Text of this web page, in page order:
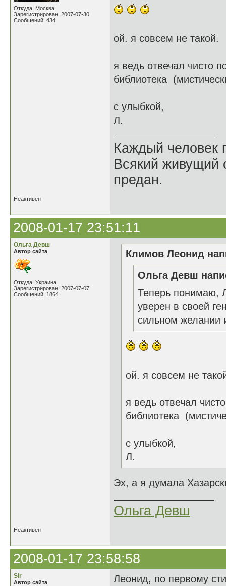
Откуда: Москва
Зарегистрирован: 2007-07-30
Сообщений: 434
ой. я совсем не такой.
я ведь отвечал чисто
библиотека
с улыбкой,
Л.
Каждый человек
Всякий живущий
предан.
Неактивен
2008-01-17 23:51:11
Ольга Девш
Автор сайта
Откуда: Украина
Зарегистрирован: 2007-07-07
Сообщений: 1864
Климов Леонид
Ольга Девш
Теперь понимаю,
уверен в своей
сильном желании
ой. я совсем не
я ведь отвечал
библиотека
с улыбкой,
Л.
Эх, а я думала
Ольга Девш
Неактивен
2008-01-17 23:58:58
Sir
Автор сайта Леонид, по первому